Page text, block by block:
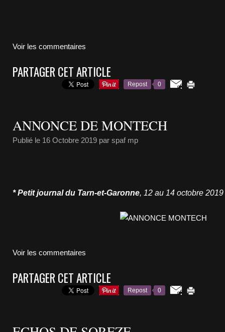
Voir les commentaires
PARTAGER CET ARTICLE
Repost 0
ANNONCE DE MONTECH
Publié le 16 Octobre 2019 par spaf mp
* Petit journal du Tarn-et-Garonne, 12 au 14 octobre 2019
Voir les commentaires
PARTAGER CET ARTICLE
Repost 0